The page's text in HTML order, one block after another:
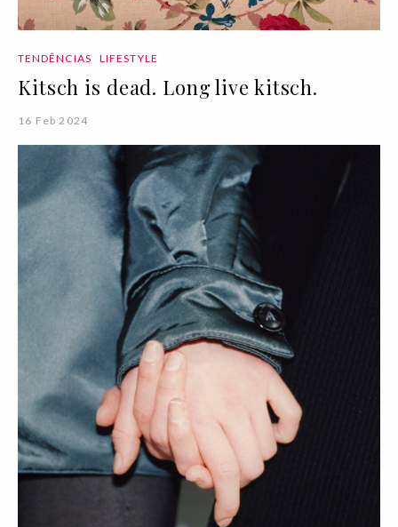
TENDÊNCIAS LIFESTYLE
Kitsch is dead. Long live kitsch.
16 Feb 2024